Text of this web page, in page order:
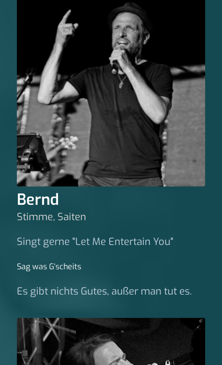
Bernd
Stimme, Saiten
Singt gerne "Let Me Entertain You"
Sag was G‘scheits
Es gibt nichts Gutes, außer man tut es.